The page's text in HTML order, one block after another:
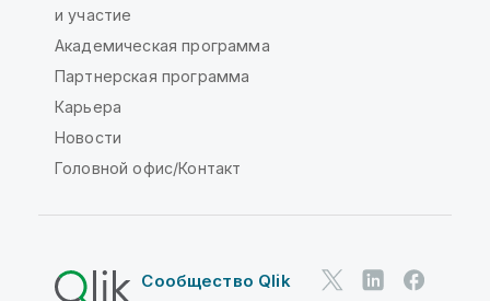
и участие
Академическая программа
Партнерская программа
Карьера
Новости
Головной офис/Контакт
Сообщество Qlik